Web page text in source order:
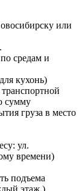
или
средам и
кухонь)
сумму
груза в место
ул.
времени)
подъема
этаж.)